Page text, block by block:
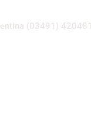
(03491) 420481